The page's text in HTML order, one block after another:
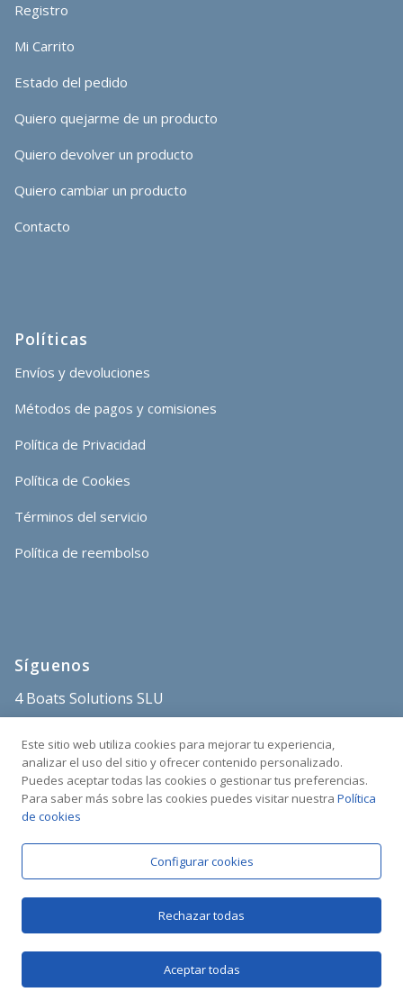
Registro
Mi Carrito
Estado del pedido
Quiero quejarme de un producto
Quiero devolver un producto
Quiero cambiar un producto
Contacto
Políticas
Envíos y devoluciones
Métodos de pagos y comisiones
Política de Privacidad
Política de Cookies
Términos del servicio
Política de reembolso
Síguenos
4 Boats Solutions SLU
+34 682 515 671
Sant Carles Marina
C/Poble Nou s/n
43540 La Ràpita
Copyright © 2025 4BOATS | Todos los derechos reservados
Política de Privacidad
Política de Cookies Envíos y Devoluciones
Este sitio web utiliza cookies para mejorar tu experiencia,
analizar el uso del sitio y ofrecer contenido personalizado.
Puedes aceptar todas las cookies o gestionar tus preferencias.
Para saber más sobre las cookies puedes visitar nuestra Política
de cookies
Configurar cookies
Rechazar todas
Aceptar todas